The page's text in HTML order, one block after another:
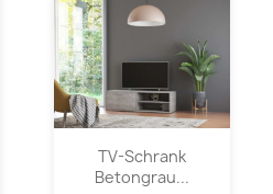
TV-Schrank
Betongrau...